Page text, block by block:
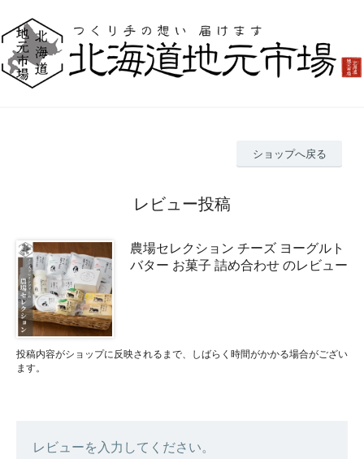
ショップへ戻る
レビュー投稿
農場セレクション チーズ ヨーグルト
バター お菓子 詰め合わせ のレビュー
投稿内容がショップに反映されるまで、しばらく時間がかかる場合がござい
ます。
レビューを入力してください。